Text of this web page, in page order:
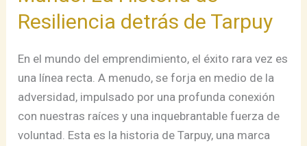
Resiliencia detrás de Tarpuy
En el mundo del emprendimiento, el éxito rara vez es
una línea recta. A menudo, se forja en medio de la
adversidad, impulsado por una profunda conexión
con nuestras raíces y una inquebrantable fuerza de
voluntad. Esta es la historia de Tarpuy, una marca